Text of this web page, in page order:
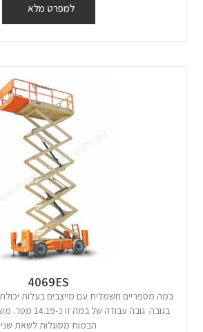
למפרט מלא
4069ES
במה מספריים חשמלית עם מייצבים בעלות
בגובה. גובה
הבמות מסוגלות לשאת שני